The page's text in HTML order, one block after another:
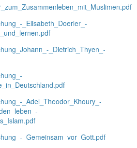
_Elisabeth_Doerler_-
_Dietrich_Thyen_-
_Adel_Theodor_Khoury_-
_Gemeinsam_vor_Gott.pdf